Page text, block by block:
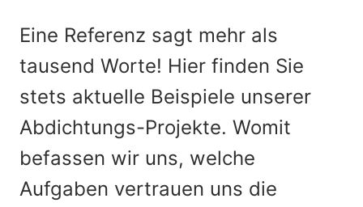
Eine Referenz sagt mehr als
tausend Worte! Hier finden Sie
stets aktuelle Beispiele unserer
Abdichtungs-Projekte. Womit
befassen wir uns, welche
Aufgaben vertrauen uns die